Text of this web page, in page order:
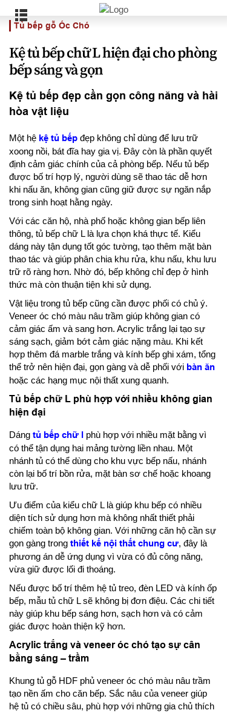
Tủ bếp gỗ Óc Chó
Kệ tủ bếp chữ L hiện đại cho phòng
bếp sáng và gọn
Kệ tủ bếp đẹp cần gọn công năng và hài
hòa vật liệu
Một hệ kệ tủ bếp đẹp không chỉ dùng để lưu trữ
xoong nồi, bát đĩa hay gia vị. Đây còn là phần quyết
định cảm giác chính của cả phòng bếp. Nếu tủ bếp
được bố trí hợp lý, người dùng sẽ thao tác dễ hơn
khi nấu ăn, không gian cũng giữ được sự ngăn nắp
trong sinh hoạt hằng ngày.
Với các căn hộ, nhà phố hoặc không gian bếp liên
thông, tủ bếp chữ L là lựa chọn khá thực tế. Kiểu
dáng này tận dụng tốt góc tường, tạo thêm mặt bàn
thao tác và giúp phân chia khu rửa, khu nấu, khu lưu
trữ rõ ràng hơn. Nhờ đó, bếp không chỉ đẹp ở hình
thức mà còn thuận tiện khi sử dụng.
Vật liệu trong tủ bếp cũng cần được phối có chủ ý.
Veneer óc chó màu nâu trầm giúp không gian có
cảm giác ấm và sang hơn. Acrylic trắng lại tạo sự
sáng sạch, giảm bớt cảm giác nặng màu. Khi kết
hợp thêm đá marble trắng và kính bếp ghi xám, tổng
thể trở nên hiện đại, gọn gàng và dễ phối với bàn ăn
hoặc các hạng mục nội thất xung quanh.
Tủ bếp chữ L phù hợp với nhiều không gian
hiện đại
Dáng tủ bếp chữ l phù hợp với nhiều mặt bằng vì
có thể tận dụng hai mảng tường liền nhau. Một
nhánh tủ có thể dùng cho khu vực bếp nấu, nhánh
còn lại bố trí bồn rửa, mặt bàn sơ chế hoặc khoang
lưu trữ.
Ưu điểm của kiểu chữ L là giúp khu bếp có nhiều
diện tích sử dụng hơn mà không nhất thiết phải
chiếm toàn bộ không gian. Với những căn hộ cần sự
gọn gàng trong thiết kế nội thất chung cư, đây là
phương án dễ ứng dụng vì vừa có đủ công năng,
vừa giữ được lối đi thoáng.
Nếu được bố trí thêm hệ tủ treo, đèn LED và kính ốp
bếp, mẫu tủ chữ L sẽ không bị đơn điệu. Các chi tiết
này giúp khu bếp sáng hơn, sạch hơn và có cảm
giác được hoàn thiện kỹ hơn.
Acrylic trắng và veneer óc chó tạo sự cân
bằng sáng – trầm
Khung tủ gỗ HDF phủ veneer óc chó màu nâu trầm
tạo nền ấm cho căn bếp. Sắc nâu của veneer giúp
hệ tủ có chiều sâu, phù hợp với những gia chủ thích